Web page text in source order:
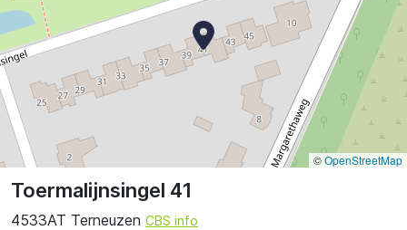
Toermalijnsingel 41
4533AT Terneuzen CBS info
©OpenStreetMap